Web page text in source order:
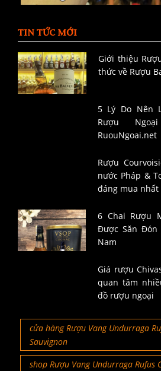
TIN TỨC MỚI
Giới thiệu
thức về Rượu
5 Lý Do Nên
Rượu
RuouNgoai.net
Rượu
nước Pháp &
đáng mua nhất
6 Chai Rượu
Được Săn Đón
Nam
Giá rượu
quan tâm
đồ rượu ngoại
cửa hàng Rượu Vang Undurraga
Sauvignon
shop Rượu Vang Undurraga Rufus